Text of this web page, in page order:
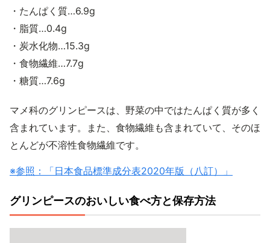
・たんぱく質…6.9g
・脂質…0.4g
・炭水化物…15.3g
・食物繊維…7.7g
・糖質…7.6g
マメ科のグリンピースは、野菜の中ではたんぱく質が多く
含まれています。また、食物繊維も含まれていて、そのほ
とんどが不溶性食物繊維です。
※参照：「日本食品標準成分表2020年版（八訂）」
グリンピースのおいしい食べ方と保存方法